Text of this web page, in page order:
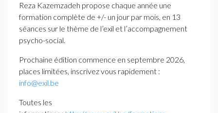
Reza Kazemzadeh propose chaque année une
formation complète de +/- un jour par mois, en 13
séances sur le thème de l’exil et l’accompagnement
psycho-social.
Prochaine édition commence en septembre 2026,
places limitées, inscrivez vous rapidement :
info@exil.be
Toutes les